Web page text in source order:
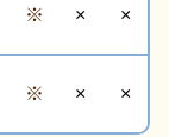
※ × ×
※ × ×